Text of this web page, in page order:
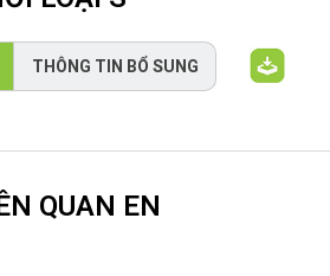
THÔNG TIN BỔ SUNG
QUAN EN